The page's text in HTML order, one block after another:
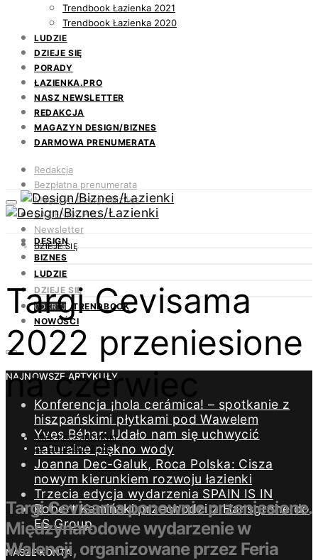
Trendbook Łazienka 2021
Trendbook Łazienka 2020
LUDZIE
DZIEJE SIĘ
PORADY
ŁAZIENKA.PRO
NASZ NEWSLETTER
REDAKCJA
MAGAZYN DESIGN/BIZNES
DARMOWA PRENUMERATA
Redakcja
Bezpłatna prenumerata
Magazyn Design/Biznes
ŁAZIENKA.PRO
Newsletter
Kontakt
DESIGN
BIZNES
LUDZIE
DZIEJE SIĘ
ODKRYJ TRENDBOOK
NOWOŚCI
NAJNOWSZE ARTYKUŁY
Konferencja ¡hola cerámica! – spotkanie z
hiszpańskimi płytkami pod Wawelem
Yves Béhar: Udało nam się uchwycić
naturalne piękno wody
Joanna Dec-Galuk, Roca Polska: Cisza
nowym kierunkiem rozwoju łazienki
Trzecia edycja wydarzenia SPAIN IS IN
Robert Kamiński przechodzi z Hansgrohe do
ES Group
NASZE KONTA
DZIEJE SIĘ
Targi Cevisama
2022 przeniesione
na czerwiec
AREK KACZANOWSKI
24 STYCZNIA 2022
Targi Cevisama ponownie przeniesione.
Międzynarodowe wydarzenie w
Walencji, organizowane przez Feria